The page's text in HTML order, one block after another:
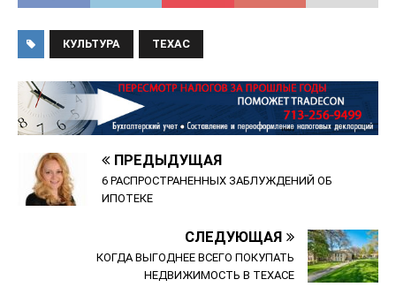
КУЛЬТУРА ТЕХАС
ПРЕДЫДУЩАЯ
6 РАСПРОСТРАНЕННЫХ ЗАБЛУЖДЕНИЙ ОБ
ИПОТЕКЕ
СЛЕДУЮЩАЯ
КОГДА ВЫГОДНЕЕ ВСЕГО ПОКУПАТЬ
НЕДВИЖИМОСТЬ В ТЕХАСЕ